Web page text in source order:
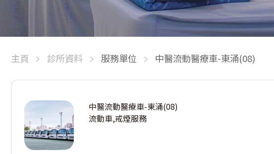
主頁 診所資料 服務單位 中醫流動醫療車-東涌(08)
中醫流動醫療車-東涌(08)
流動車,戒煙服務